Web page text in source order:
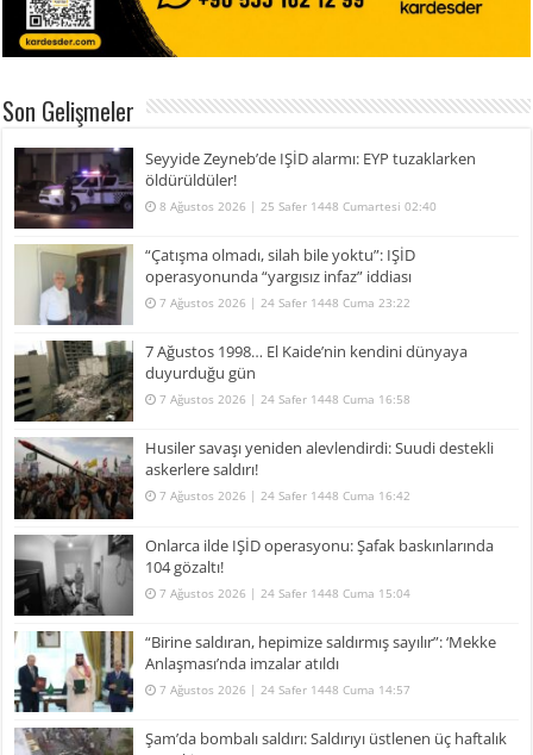
Son Gelişmeler
Seyyide Zeyneb’de IŞİD alarmı: EYP tuzaklarken
öldürüldüler!
8 Ağustos 2026 | 25 Safer 1448 Cumartesi 02:40
“Çatışma olmadı, silah bile yoktu”: IŞİD
operasyonunda “yargısız infaz” iddiası
7 Ağustos 2026 | 24 Safer 1448 Cuma 23:22
7 Ağustos 1998… El Kaide’nin kendini dünyaya
duyurduğu gün
7 Ağustos 2026 | 24 Safer 1448 Cuma 16:58
Husiler savaşı yeniden alevlendirdi: Suudi destekli
askerlere saldırı!
7 Ağustos 2026 | 24 Safer 1448 Cuma 16:42
Onlarca ilde IŞİD operasyonu: Şafak baskınlarında
104 gözaltı!
7 Ağustos 2026 | 24 Safer 1448 Cuma 15:04
“Birine saldıran, hepimize saldırmış sayılır”: ‘Mekke
Anlaşması’nda imzalar atıldı
7 Ağustos 2026 | 24 Safer 1448 Cuma 14:57
Şam’da bombalı saldırı: Saldırıyı üstlenen üç haftalık